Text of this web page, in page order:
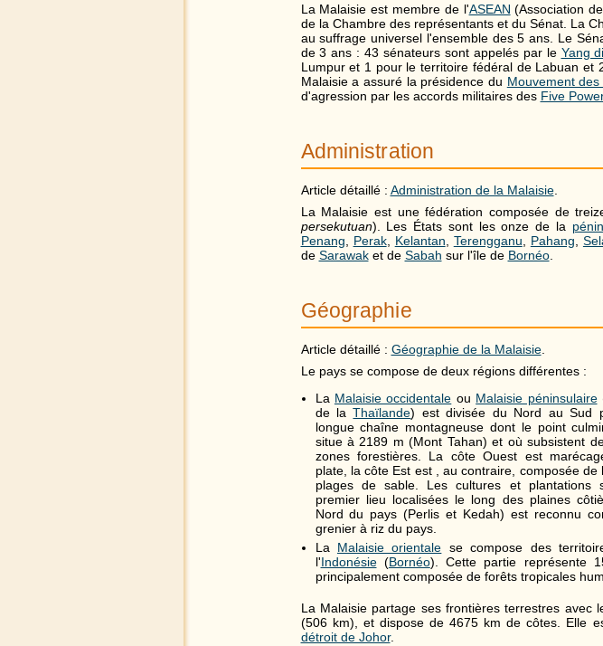
La Malaisie est membre de l'ASEAN (Association
de la Chambre des représentants et du Sénat. La
au suffrage universel l'ensemble des 5 ans. Le
de 3 ans : 43 sénateurs sont appelés par le Yang
Lumpur et 1 pour le territoire fédéral de Labuan et
Malaisie a assuré la présidence du Mouvement
d'agression par les accords militaires des Five
Administration
Article détaillé : Administration de la Malaisie.
La Malaisie est une fédération composée de
persekutuan). Les États sont les onze de la
Penang
Perak, Kelantan Terengganu Pahang
de Sarawaket de Sabah sur l'île de Bornéo.
Géographie
Article détaillé : Géographie de la Malaisie.
Le pays se compose de deux régions différentes :
La Malaisie occidentale ou Malaisie péninsulaire
de laThaïlande) est divisée du Nord au Sud
longue chaîne montagneuse dont le point
situe à 2189 m (Mont Tahan) et où subsistent
zones forestières. La côte Ouest est
plate, la côte Est est , au contraire, composée de
plages de sable. Les cultures et plantations
premier lieu localisées le long des plaines
Nord du pays (Perlis et Kedah) est reconnu
grenier à riz du pays.
La Malaisie orientale se compose des
l'Indonésie(Bornéo). Cette partie représente
principalement composée de forêts tropicales
La Malaisie partage ses frontières terrestres avec
(506 km), et dispose de 4675 km de côtes. Elle
détroit de Johor.